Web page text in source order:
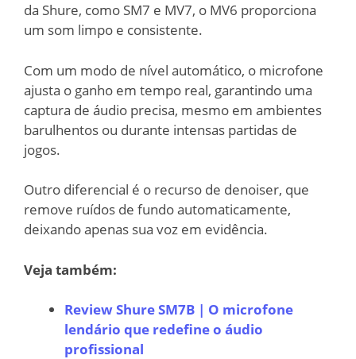
da Shure, como SM7 e MV7, o MV6 proporciona
um som limpo e consistente.
Com um modo de nível automático, o microfone
ajusta o ganho em tempo real, garantindo uma
captura de áudio precisa, mesmo em ambientes
barulhentos ou durante intensas partidas de
jogos.
Outro diferencial é o recurso de denoiser, que
remove ruídos de fundo automaticamente,
deixando apenas sua voz em evidência.
Veja também:
Review Shure SM7B | O microfone
lendário que redefine o áudio
profissional